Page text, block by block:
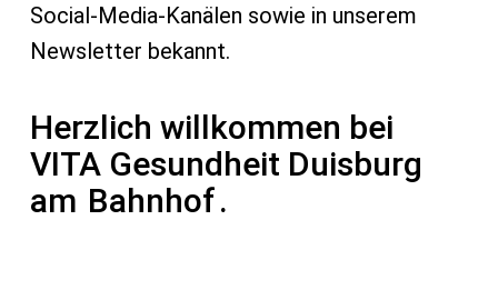
Social-Media-Kanälen sowie in unserem
Newsletter bekannt.
Herzlich willkommen bei
VITA Gesundheit Duisburg
am Bahnhof.